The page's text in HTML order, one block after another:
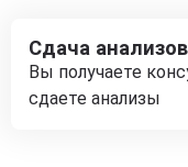
Сдача анализов
Вы получаете
сдаете анализы